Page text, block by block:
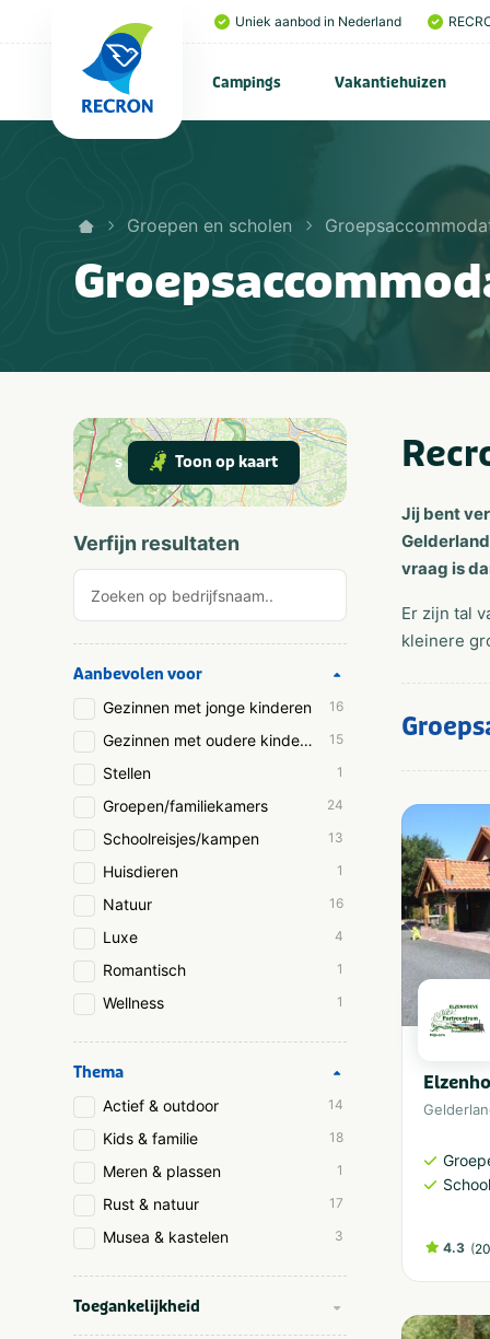
Uniek aanbod in Nederland
Campings Vakantiehuizen
Groepen en scholen
s Toon op kaart
Verfijn resultaten
Aanbevolen voor
Gezinnen met jonge kinderen 16
Gezinnen met oudere kinderen 15
Stellen 1
Groepen/familiekamers 24
Schoolreisjes/kampen 13
Huisdieren 1
Natuur 16
Luxe 4
Romantisch 1
Wellness 1
Thema
Actief & outdoor 14
Kids & familie 18
Meren & plassen 1
Rust & natuur 17
Musea & kastelen 3
Toegankelijkheid
Jij bent
vraag is
Er zijn tal
kleinere
4.3 (